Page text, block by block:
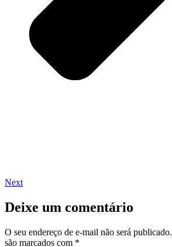
Next
Deixe um comentário
O seu endereço de e-mail não será publicado.
são marcados com *